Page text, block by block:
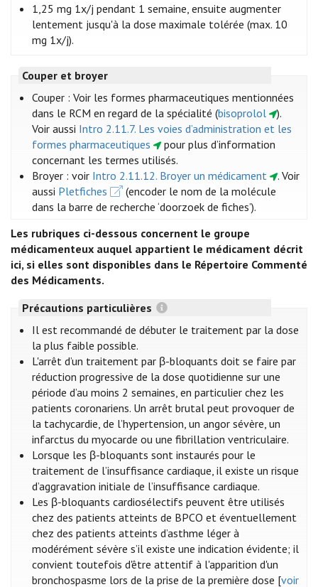
1,25 mg 1x/j pendant 1 semaine, ensuite augmenter
lentement jusqu'à la dose maximale tolérée (max. 10
mg 1x/j).
Couper et broyer
Couper : Voir les formes pharmaceutiques mentionnées
dans le RCM en regard de la spécialité (bisoprolol ).
Voir aussi Intro 2.11.7. Les voies d’administration et les
formes pharmaceutiques
pour plus d’information
concernant les termes utilisés.
Broyer : voir Intro 2.11.12. Broyer un médicament
. Voir
aussi Pletfiches
(encoder le nom de la molécule
dans la barre de recherche ‘doorzoek de fiches’).
Les rubriques ci-dessous concernent le groupe
médicamenteux auquel appartient le médicament décrit
ici, si elles sont disponibles dans le Répertoire Commenté
des Médicaments.
Précautions particulières
Il est recommandé de débuter le traitement par la dose
la plus faible possible.
L'arrêt d’un traitement par β-bloquants doit se faire par
réduction progressive de la dose quotidienne sur une
période d’au moins 2 semaines, en particulier chez les
patients coronariens. Un arrêt brutal peut provoquer de
la tachycardie, de l’hypertension, un angor sévère, un
infarctus du myocarde ou une fibrillation ventriculaire.
Lorsque les β-bloquants sont instaurés pour le
traitement de l’insuffisance cardiaque, il existe un risque
d’aggravation initiale de l’insuffisance cardiaque.
Les β-bloquants cardiosélectifs peuvent être utilisés
chez des patients atteints de BPCO et éventuellement
chez des patients atteints d’asthme léger à
modérément sévère s’il existe une indication évidente; il
convient toutefois d'être attentif à l'apparition d'un
bronchospasme lors de la prise de la première dose [voir